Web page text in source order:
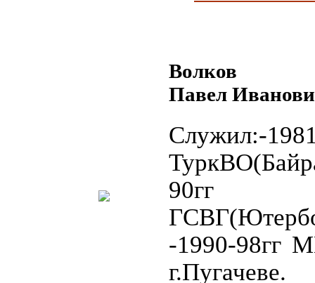
Волков
Павел
Служил:-
90гг
-1990-98гг
г.Пугачеве.